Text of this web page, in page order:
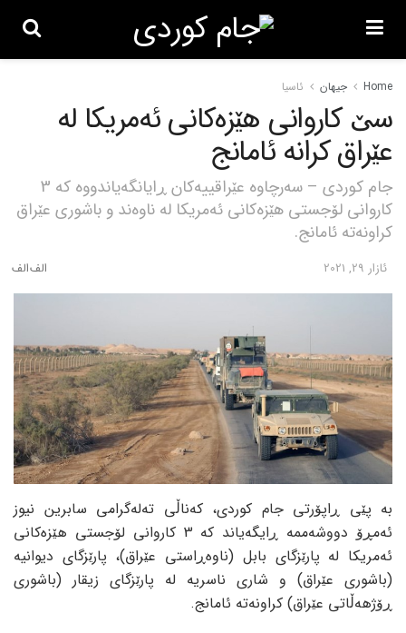
Home جیهان ئاسیا
سێ کاروانی هێزەکانی ئەمریکا لە
عێراق کرانە ئامانج
جام کوردی – سەرچاوە عێراقییەکان ڕایانگەیاندووە کە 3
کاروانی لۆجستی هێزەکانی ئەمریکا لە ناوەند و باشوری عێراق
کراونەتە ئامانج.
ئازار 29, 2021
بە پێی ڕاپۆرتی جام کوردی، کەناڵی تەلەگرامی سابرین نیوز
ئەمڕۆ دووشەممە ڕایگەیاند کە 3 کاروانی لۆجستی هێزەکانی
ئەمریکا لە پارێزگای بابل (ناوەڕاستی عێراق)، پارێزگای دیوانیە
(باشوری عێراق) و شاری ناسریە لە پارێزگای زیقار (باشوری
ڕۆژهەڵاتی عێراق) کراونەتە ئامانج.